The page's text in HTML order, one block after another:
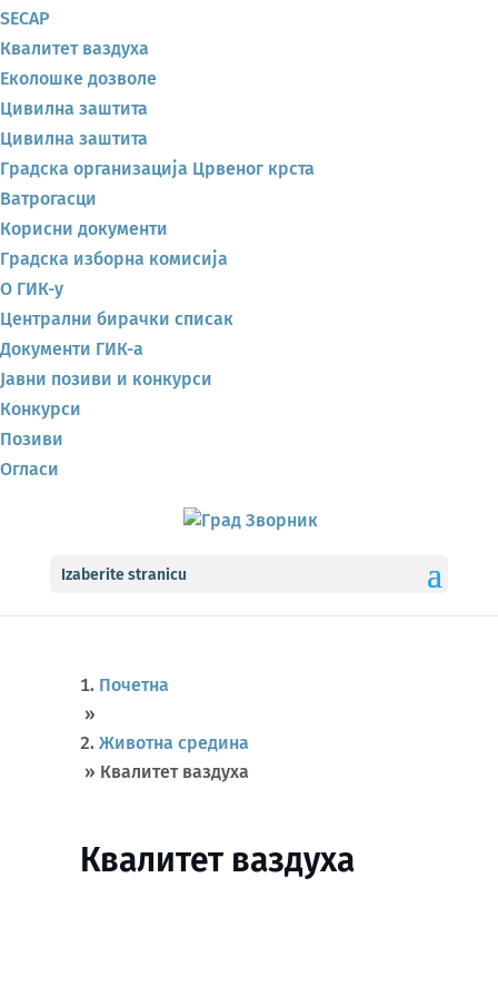
SECAP
Квалитет ваздуха
Еколошке дозволе
Цивилна заштита
Цивилна заштита
Градска организација Црвеног крста
Ватрогасци
Корисни документи
Градска изборна комисија
О ГИК-у
Централни бирачки списак
Документи ГИК-а
Јавни позиви и конкурси
Конкурси
Позиви
Огласи
Izaberite stranicu
Почетна
»
Животна средина
» Квалитет ваздуха
Квалитет ваздуха